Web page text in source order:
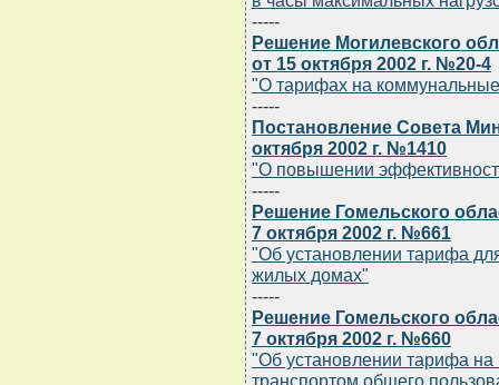
-----
Решение Могилевского
от 15 октября 2002 г. №20-4
"О тарифах на
-----
Постановление Совета
октября 2002 г. №1410
"О повышении
-----
Решение Гомельского
7 октября 2002 г. №661
"Об установлении тарифа
жилых домах"
-----
Решение Гомельского
7 октября 2002 г. №660
"Об установлении тарифа на
транспортом общего